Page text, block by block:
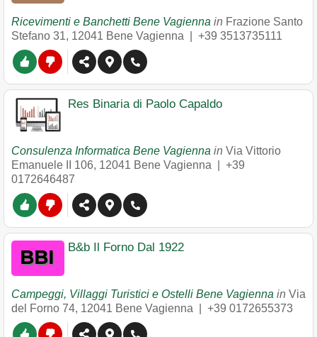
Ricevimenti e Banchetti Bene Vagienna in Frazione Santo
Stefano 31, 12041 Bene Vagienna +39 3513735111
Res Binaria di Paolo Capaldo
Consulenza Informatica Bene Vagienna in Via Vittorio
Emanuele II 106, 12041 Bene Vagienna
+39
0172646487
B&b Il Forno Dal 1922
Campeggi, Villaggi Turistici e Ostelli Bene Vagienna in Via
del Forno 74, 12041 Bene Vagienna +39 0172655373